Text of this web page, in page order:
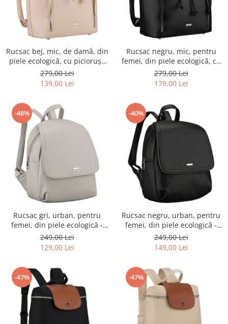
Rucsac bej, mic, de damă, din
piele ecologică, cu piciorușe
de protecție - Rovicky PTR-R-
L61409-1951
279,00 Lei
139,00 Lei
Rucsac negru, mic, pentru
femei, din piele ecologică, cu
piciorușe de protecție -
Rovicky PTR-R-L61409-1944
279,00 Lei
179,00 Lei
-48%
Rucsac gri, urban, pentru
femei, din piele ecologică -
Rovicky
249,00 Lei
129,00 Lei
-40%
Rucsac negru, urban, pentru
femei, din piele ecologică -
Rovicky
249,00 Lei
149,00 Lei
-47% -47%